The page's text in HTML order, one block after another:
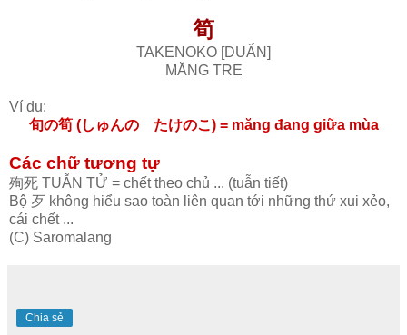
筍
TAKENOKO [DUẨN]
MĂNG TRE
Ví dụ:
旬の筍 (しゅんの たけのこ) = măng đang giữa mùa
Các chữ tương tự
殉死 TUẪN TỬ = chết theo chủ ... (tuẫn tiết)
Bộ 歹 không hiểu sao toàn liên quan tới những thứ xui xẻo,
cái chết ...
(C) Saromalang
Chia sẻ